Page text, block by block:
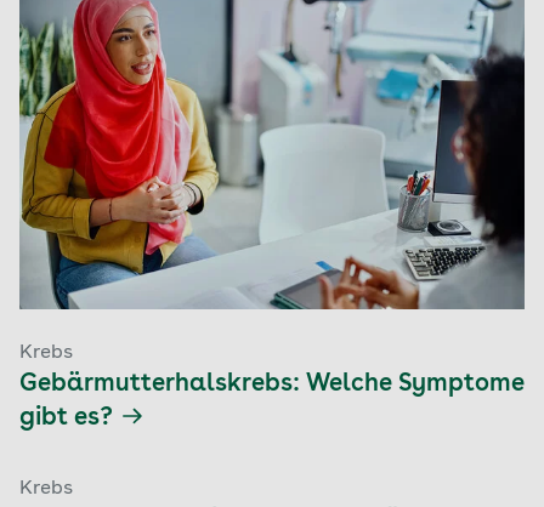
Krebs
Gebärmutterhalskrebs: Welche Symptome
gibt es?
Krebs